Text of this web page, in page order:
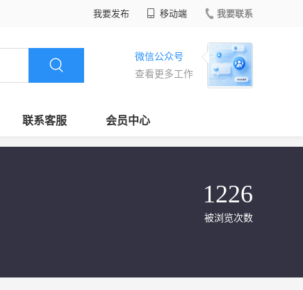
我要发布 移动端 我要联系
微信公众号
查看更多工作
联系客服 会员中心
1226
被浏览次数